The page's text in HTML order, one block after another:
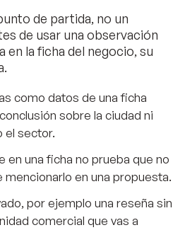
de partida, no un
de usar una observación
en la ficha del negocio, su
como datos de una ficha
sobre la ciudad ni
el sector.
en una ficha no prueba que no
mencionarlo en una propuesta.
por ejemplo una reseña sin
comercial que vas a